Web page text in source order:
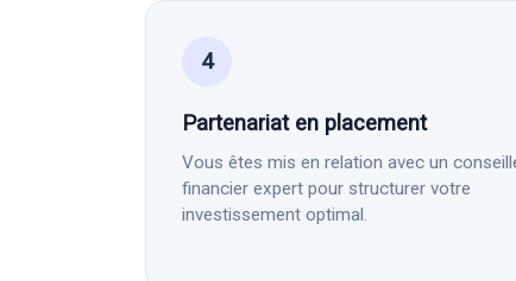
4
Partenariat en placement
Vous êtes mis en relation avec un
financier expert pour structurer votre
investissement optimal.